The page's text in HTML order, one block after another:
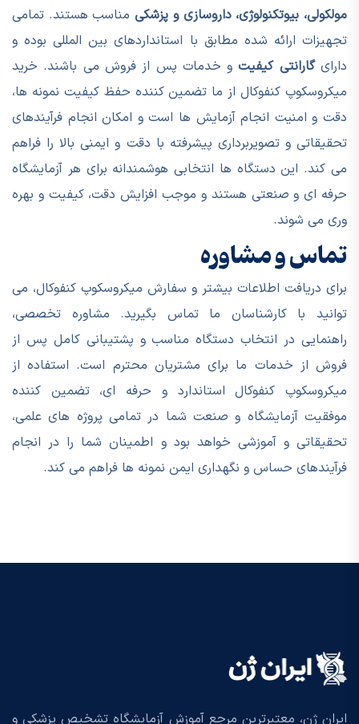
مولکولی، بیوتکنولوژی، داروسازی و پزشکیمناسب هستند. تمامی
تجهیزات ارائه شده مطابق با استانداردهای بین المللی بوده و
دارایگارانتی کیفیتو خدمات پس از فروش می باشند. خرید
میکروسکوپ کنفوکال از ما تضمین کننده حفظ کیفیت نمونه ها،
دقت و امنیت انجام آزمایش ها است و امکان انجام فرآیندهای
تحقیقاتی و تصویربرداری پیشرفته با دقت و ایمنی بالا را فراهم
می کند. این دستگاه ها انتخابی هوشمندانه برای هر آزمایشگاه
حرفه ای و صنعتی هستند و موجب افزایش دقت، کیفیت و بهره
وری می شوند.
تماس و مشاوره
برای دریافت اطلاعات بیشتر و سفارش میکروسکوپ کنفوکال، می
توانید با کارشناسان ما تماس بگیرید. مشاوره تخصصی،
راهنمایی در انتخاب دستگاه مناسب و پشتیبانی کامل پس از
فروش از خدمات ما برای مشتریان محترم است. استفاده از
میکروسکوپ کنفوکال استاندارد و حرفه ای، تضمین کننده
موفقیت آزمایشگاه و صنعت شما در تمامی پروژه های علمی،
تحقیقاتی و آموزشی خواهد بود و اطمینان شما را در انجام
فرآیندهای حساس و نگهداری ایمن نمونه ها فراهم می کند.
ایران ژن، معتبرترین مرجع آموزش آزمایشگاه تشخیص پزشکی و